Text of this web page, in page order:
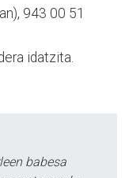
943 00 51
idatzita.
babesa